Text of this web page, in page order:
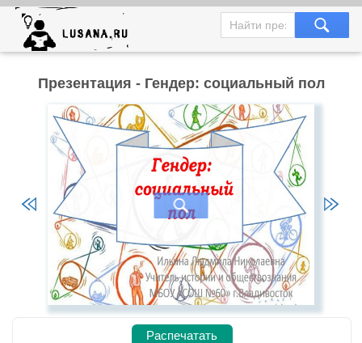
Презентация - Гендер: социальный пол
Распечатать